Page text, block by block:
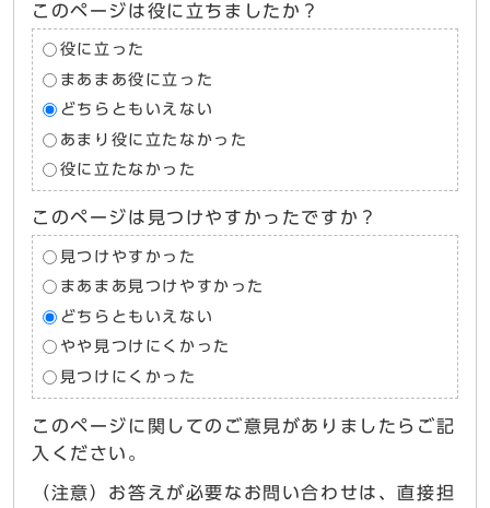
このページは役に立ちましたか？
役に立った
まあまあ役に立った
どちらともいえない
あまり役に立たなかった
役に立たなかった
このページは見つけやすかったですか？
見つけやすかった
まあまあ見つけやすかった
どちらともいえない
やや見つけにくかった
見つけにくかった
このページに関してのご意見がありましたらご記
入ください。
（注意）お答えが必要なお問い合わせは、直接担